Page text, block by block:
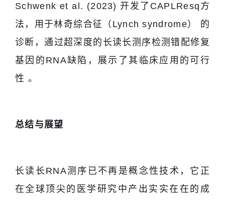
Schwenk et al. (2023) 开发了CAPLResq方
法，用于林奇综合征（Lynch syndrome） 的
诊断，通过超深度的长读长测序检测错配修复
基因的RNA缺陷，展示了其临床应用的可行
性 。
总结与展望
长读长RNA测序已不再是概念性技术，它正
在全球顶尖的医学研究中产出实实在在的成